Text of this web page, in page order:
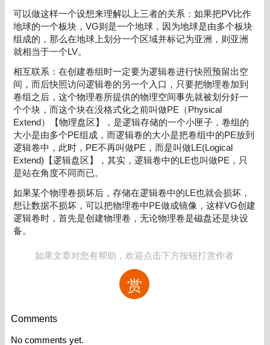
可以做这样一个设想来理解以上三者的关系：如果把PV比作
地球的一个板块，VG则是一个地球，因为地球是由多个板块
组成的，那么在地球上划分一个区域并标记为亚洲，则亚洲
就相当于一个LV。
相互联系：在创建卷组时一定要为逻辑卷进行快照预留出空
间，而后快照访问逻辑卷的另一个入口，只要把物理卷加到
卷组之后，这个物理卷所提供的物理空间事先就被划分好一
个个块，而这个块在没格式化之前叫做PE（Physical
Extend）【物理盘区】，是逻辑存储的一个小匣子，卷组的
大小是由多个PE组成，而逻辑卷的大小是把卷组中的PE放到
逻辑卷中，此时，PE不再叫做PE，而是叫做LE(Logical
Extend)【逻辑盘区】，其实，逻辑卷中的LE也叫做PE，只
是站在角度不同而已。
如果某个物理卷损坏后，存储在逻辑卷中的LE也就会损坏，
想让数据不损坏，可以把物理卷中PE做成镜像，这样VG创建
逻辑卷时，首先是创建物理卷，无论物理卷是磁盘还是块设
备。
如果文章对您有帮助，欢迎点击下方按钮打赏作者
赏
Comments
No comments yet.